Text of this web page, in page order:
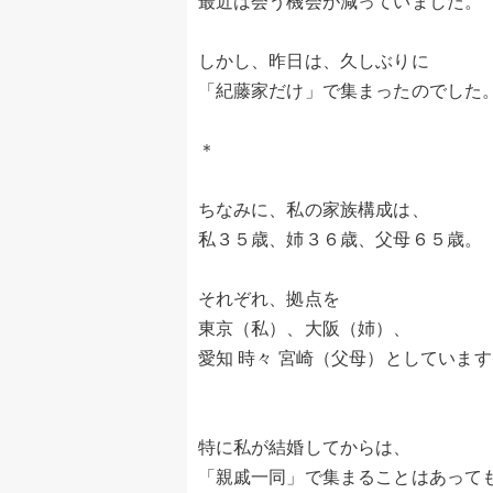
しかし、昨日は、久しぶりに
「紀藤家だけ」で集まったのでした。
＊
ちなみに、私の家族構成は、
私３５歳、姉３６歳、父母６５歳。
それぞれ、拠点を
東京（私）、大阪（姉）、
愛知 時々 宮崎（父母）としています
特に私が結婚してからは、
「親戚一同」で集まることはあって